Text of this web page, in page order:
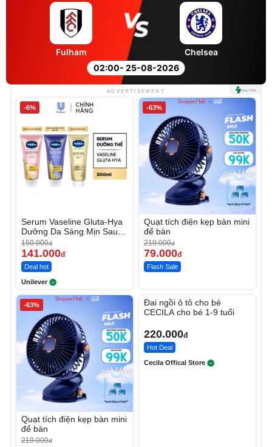
02:00- 25-08-2026
Fulham Chelsea
ADVERTISEMENT
-6%
Serum Vaseline Gluta-Hya
Dưỡng Da Sáng Mịn Sau 7
Ngày
150.000đ
141.000đ
Deal hot
Unilever
-63%
Quạt tích điện kẹp bàn mini
để bàn
219.000đ
79.000đ
Flash Sale
-63%
Quạt tích điện kẹp bàn mini
để bàn
219.000đ
Đai ngồi ô tô cho bé
CECILA cho bé 1-9 tuổi
220.000đ
Hot Deal
Cecila Offical Store